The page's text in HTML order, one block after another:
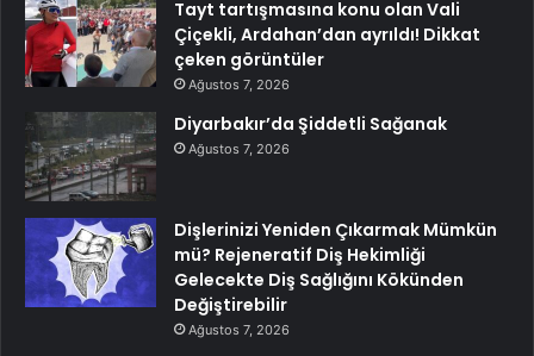
Tayt tartışmasına konu olan Vali
Çiçekli, Ardahan’dan ayrıldı! Dikkat
çeken görüntüler
Ağustos 7, 2026
Diyarbakır’da Şiddetli Sağanak
Ağustos 7, 2026
Dişlerinizi Yeniden Çıkarmak Mümkün
mü? Rejeneratif Diş Hekimliği
Gelecekte Diş Sağlığını Kökünden
Değiştirebilir
Ağustos 7, 2026